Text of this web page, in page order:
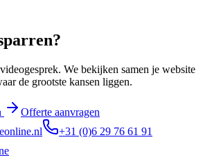
?
We bekijken samen je website
de grootste kansen liggen.
Offerte aanvragen
+31 (0)6 29 76 61 91